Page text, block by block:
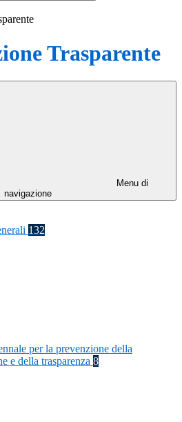
Trasparente
Menu di
navigazione
132
per la prevenzione della
e della trasparenza 8